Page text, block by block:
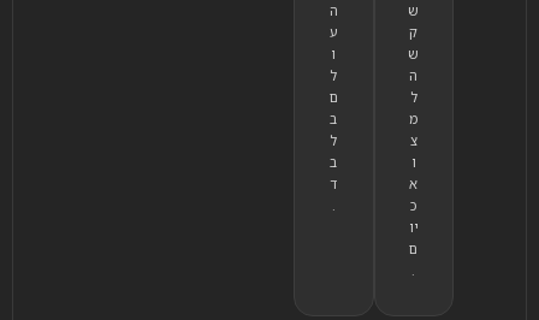
ש
ק
ש
ה
ל
מ
צ
ו
א
כ
יו
ם
.
ה
ע
ו
ל
ם
ב
ל
ב
ד
.